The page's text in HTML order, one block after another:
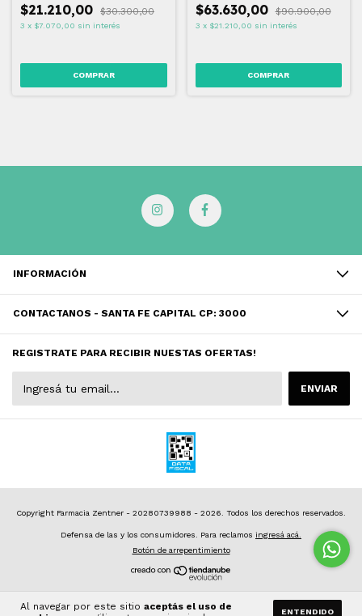
Al navegar por este sitio aceptás el uso de
ENTENDIDO
$21.210,00 $30.300,00
3 x $7.070,00 sin interés
$63.630,00 $90.900,00
3 x $21.210,00 sin interés
INFORMACIÓN
CONTACTANOS - SANTA FE CAPITAL CP: 3000
REGISTRATE PARA RECIBIR NUESTAS OFERTAS!
Copyright Farmacia Zentner - 20280739988 - 2026. Todos los derechos reservados.
Defensa de las y los consumidores. Para reclamos ingresá acá.
Botón de arrepentimiento